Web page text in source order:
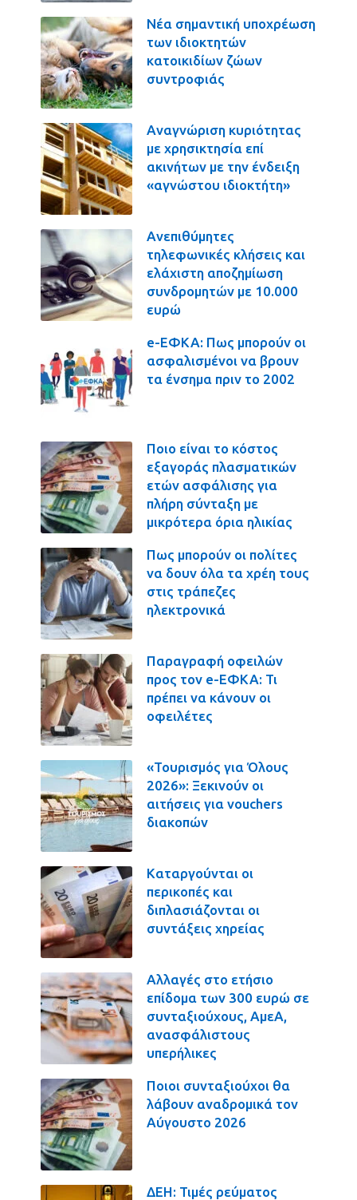
Νέα σημαντική υποχρέωση
των ιδιοκτητών
κατοικιδίων ζώων
συντροφιάς
Αναγνώριση κυριότητας
με χρησικτησία επί
ακινήτων με την ένδειξη
«αγνώστου ιδιοκτήτη»
Ανεπιθύμητες
τηλεφωνικές κλήσεις και
ελάχιστη αποζημίωση
συνδρομητών με 10.000
ευρώ
e-ΕΦΚΑ: Πως μπορούν οι
ασφαλισμένοι να βρουν
τα ένσημα πριν το 2002
Ποιο είναι το κόστος
εξαγοράς πλασματικών
ετών ασφάλισης για
πλήρη σύνταξη με
μικρότερα όρια ηλικίας
Πως μπορούν οι πολίτες
να δουν όλα τα χρέη τους
στις τράπεζες
ηλεκτρονικά
Παραγραφή οφειλών
προς τον e-ΕΦΚΑ: Τι
πρέπει να κάνουν οι
οφειλέτες
«Τουρισμός για Όλους
2026»: Ξεκινούν οι
αιτήσεις για vouchers
διακοπών
Καταργούνται οι
περικοπές και
διπλασιάζονται οι
συντάξεις χηρείας
Αλλαγές στο ετήσιο
επίδομα των 300 ευρώ σε
συνταξιούχους, ΑμεΑ,
ανασφάλιστους
υπερήλικες
Ποιοι συνταξιούχοι θα
λάβουν αναδρομικά τον
Αύγουστο 2026
ΔΕΗ: Τιμές ρεύματος